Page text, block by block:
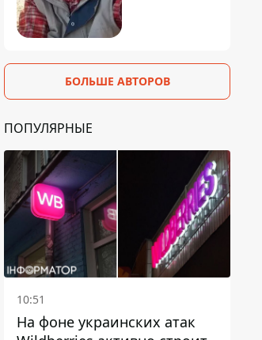
БОЛЬШЕ АВТОРОВ
ПОПУЛЯРНЫЕ
10:51
На фоне украинских атак